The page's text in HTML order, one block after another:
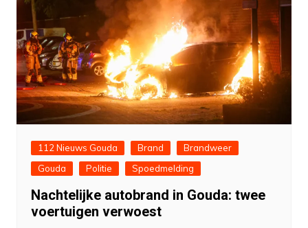
112 Nieuws Gouda Brand
Brandweer
Gouda
Politie Spoedmelding
Nachtelijke autobrand in Gouda: twee
voertuigen verwoest